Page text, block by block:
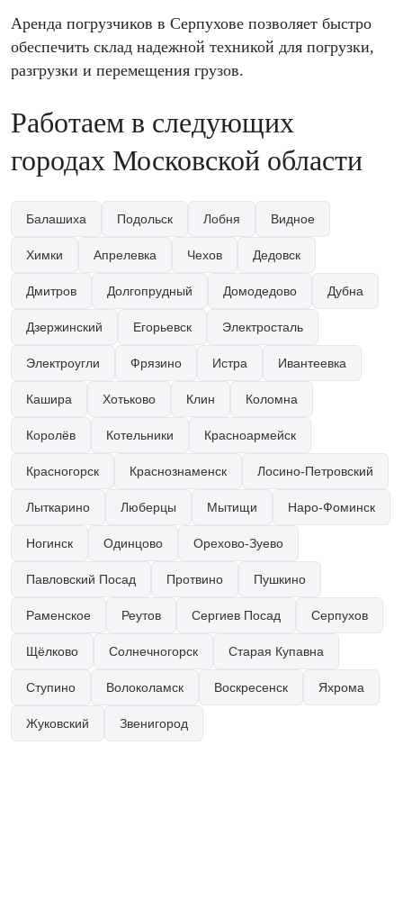
Аренда погрузчиков в Серпухове позволяет быстро
обеспечить склад надежной техникой для погрузки,
разгрузки и перемещения грузов.
Работаем в следующих
городах Московской области
Балашиха Подольск Лобня Видное
Химки Апрелевка Чехов Дедовск
Дмитров Долгопрудный Домодедово Дубна
Дзержинский Егорьевск Электросталь
Электроугли Фрязино Истра Ивантеевка
Кашира Хотьково Клин Коломна
Королёв Котельники Красноармейск
Красногорск Краснознаменск Лосино-Петровский
Лыткарино Люберцы Мытищи Наро-Фоминск
Ногинск Одинцово Орехово-Зуево
Павловский Посад Протвино Пушкино
Раменское Реутов Сергиев Посад Серпухов
Щёлково Солнечногорск Старая Купавна
Ступино Волоколамск Воскресенск Яхрома
Жуковский Звенигород